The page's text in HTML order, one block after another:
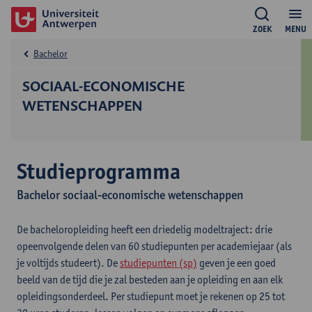
MENU
ZOEK
SOCIAAL-ECONOMISCHE
WETENSCHAPPEN
Bachelor
Studieprogramma
Bachelor sociaal-economische wetenschappen
De bacheloropleiding heeft een driedelig modeltraject: drie
opeenvolgende delen van 60 studiepunten per academiejaar (als
je voltijds studeert). De studiepunten (sp) geven je een goed
beeld van de tijd die je zal besteden aan je opleiding en aan elk
opleidingsonderdeel. Per studiepunt moet je rekenen op 25 tot